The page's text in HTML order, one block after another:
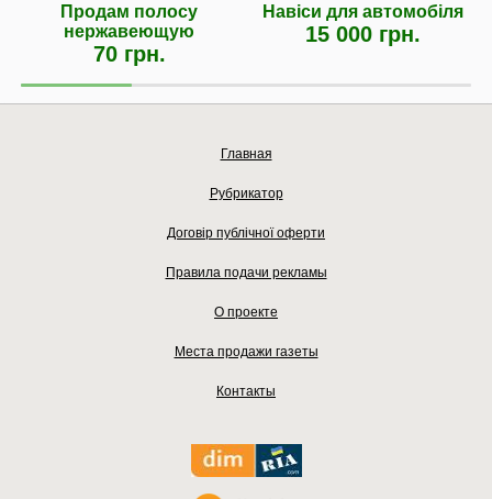
Продам полосу
нержавеющую
70 грн.
Навіси для автомобіля
15 000 грн.
Главная
Рубрикатор
Договір публічної оферти
Правила подачи рекламы
О проекте
Места продажи газеты
Контакты